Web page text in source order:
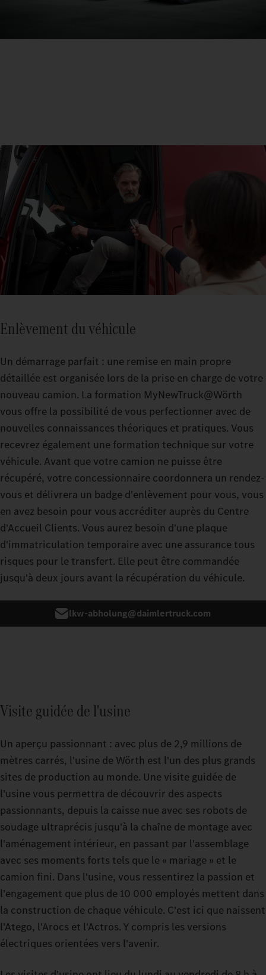
Enlèvement du véhicule
Un démarrage parfait : une remise en main propre
détaillée est organisée lors de la prise en charge de votre
nouveau camion. La formation MyNewTruck@Wörth
vous offre la possibilité de vous perfectionner avec de
nouvelles connaissances théoriques et pratiques. Vous
recevrez également une formation technique sur votre
véhicule. Avant que votre camion ne puisse être
récupéré, votre concessionnaire coordonnera un rendez-
vous et délivrera un badge d'enlèvement pour vous, vous
en avez besoin pour vous accréditer auprès du Centre
d'Accueil Clients. Vous aurez besoin d'une plaque
d'immatriculation temporaire avec une assurance tous
risques pour le transfert. Elle peut être commandée
jusqu'à deux jours avant la récupération du véhicule.
lkw-abholung@daimlertruck.com
Visite guidée de l'usine
Un aperçu passionnant : avec plus de 2,9 millions de
mètres carrés, l'usine de Wörth est l'un des plus grands
sites de production au monde. Une visite guidée de
l'usine vous permettra de découvrir des aspects
passionnants, depuis la caisse nue avec ses robots de
soudage ultraprécis jusqu'à la chaîne de montage avec
l'aménagement intérieur, en passant par l'assemblage
avec ses moments forts tels que le « mariage » et le
camion fini. Dans l'usine, vous ressentirez la passion et
l'engagement que plus de 10 000 employés mettent dans
la construction de chaque véhicule. C'est ici que naissent
l'Atego, l'Arocs et l'Actros. Y compris les versions
électriques orientées vers l'avenir.